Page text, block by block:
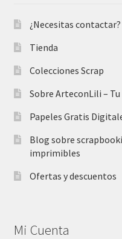
¿Necesitas contactar?
Tienda
Colecciones Scrap
Sobre ArteconLili –
Papeles Gratis
Blog sobre
imprimibles
Ofertas y descuentos
Mi Cuenta